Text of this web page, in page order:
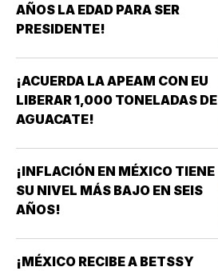
AÑOS LA EDAD PARA SER
PRESIDENTE!
¡ACUERDA LA APEAM CON EU
LIBERAR 1,000 TONELADAS DE
AGUACATE!
¡INFLACIÓN EN MÉXICO TIENE
SU NIVEL MÁS BAJO EN SEIS
AÑOS!
¡MÉXICO RECIBE A BETSSY